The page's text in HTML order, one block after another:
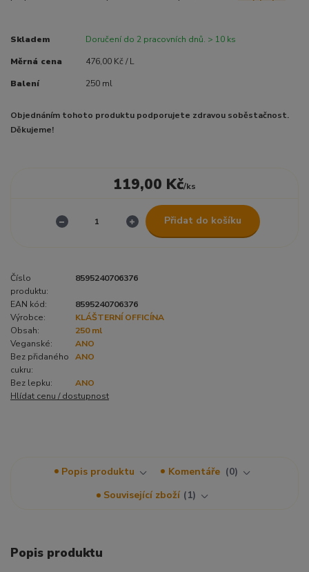
Skladem Doručení do 2 pracovních dnů. > 10 ks
Měrná cena 476,00 Kč / L
Balení 250 ml
Objednáním tohoto produktu podporujete zdravou soběstačnost.
Děkujeme!
119,00 Kč/ks
Přidat do košíku
Číslo
produktu:
8595240706376
EAN kód:
8595240706376
Výrobce:
KLÁŠTERNÍ OFFICÍNA
Obsah:
250 ml
Veganské:
ANO
Bez přidaného
cukru:
ANO
Bez lepku:
ANO
Hlídat cenu / dostupnost
Popis produktu Komentáře
0
Související zboží
1
Popis produktu